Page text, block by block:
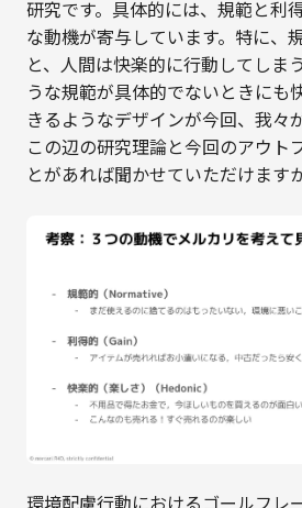
研究です。具体的には、規範と利
な動機が寄与しています。特に、
と、人間は快楽的に行動してしま
うな規範が具体的でないときにも
きるようなデザインが今回、我々
この辺の研究理論と今回のアウト
とがあれば聞かせていただけます
環境配慮行動におけるゴールフレ